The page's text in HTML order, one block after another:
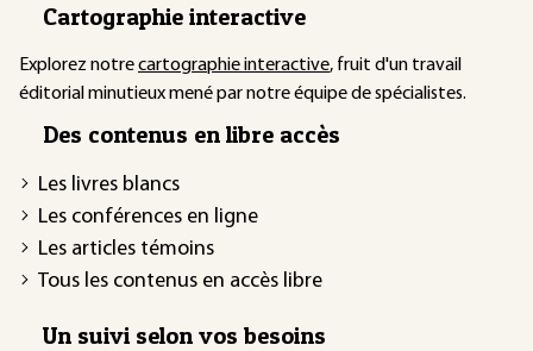
Cartographie interactive
Explorez notrecartographie interactive, fruit d'un travail
éditorial minutieux mené par notre équipe de spécialistes.
Des contenus en libre accès
Les livres blancs
Les conférences en ligne
Les articles témoins
Tous les contenus en accès libre
Un suivi selon vos besoins